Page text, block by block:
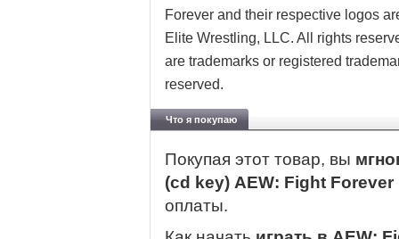
Forever and their respective logos
Elite Wrestling, LLC. All rights
are trademarks or registered
reserved.
Что я покупаю
Покупая этот товар, вы
(cd key) AEW: Fight
оплаты.